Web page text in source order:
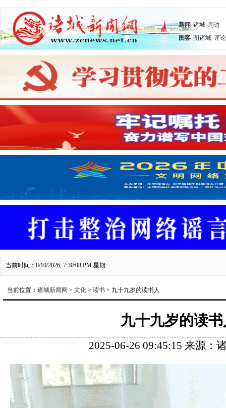
新闻 诸城 周边
图客 图诸城 评论
当前时间：8/10/2026, 7:30:09 PM 星期一
当前位置： 诸城新闻网 > 文化 > 读书 > 九十九岁的读书人
九十九岁的读
2025-06-26 09:45:15 来源：